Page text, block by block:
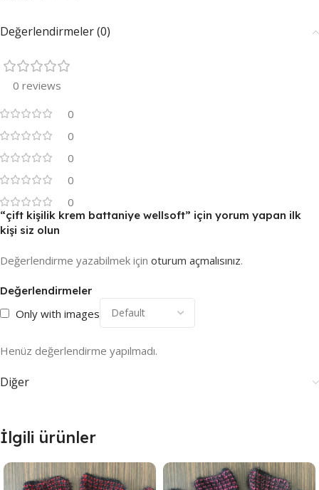
Değerlendirmeler (0)
0 reviews
0
0
0
0
0
Değerlendirmeler
Only with images
Henüz değerlendirme yapılmadı.
“çift kişilik krem battaniye wellsoft” için yorum yapan ilk
kişi siz olun
Değerlendirme yazabilmek için oturum açmalısınız.
Diğer
İlgili ürünler